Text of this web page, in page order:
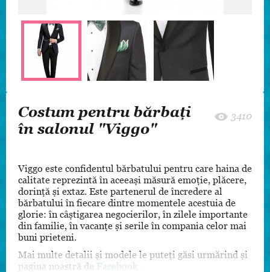
Costum pentru bărbați
în salonul "Viggo"
3410
Viggo este confidentul bărbatului pentru care haina de
calitate reprezintă în aceeaşi măsură emoţie, plăcere,
dorinţă şi extaz. Este partenerul de încredere al
bărbatului în fiecare dintre momentele acestuia de
glorie: în câştigarea negocierilor, în zilele importante
din familie, în vacanţe şi serile în compania celor mai
buni prieteni.
Mai multe detalii și modele le puteți găsi urmărind și
pagina noastră de Facebook